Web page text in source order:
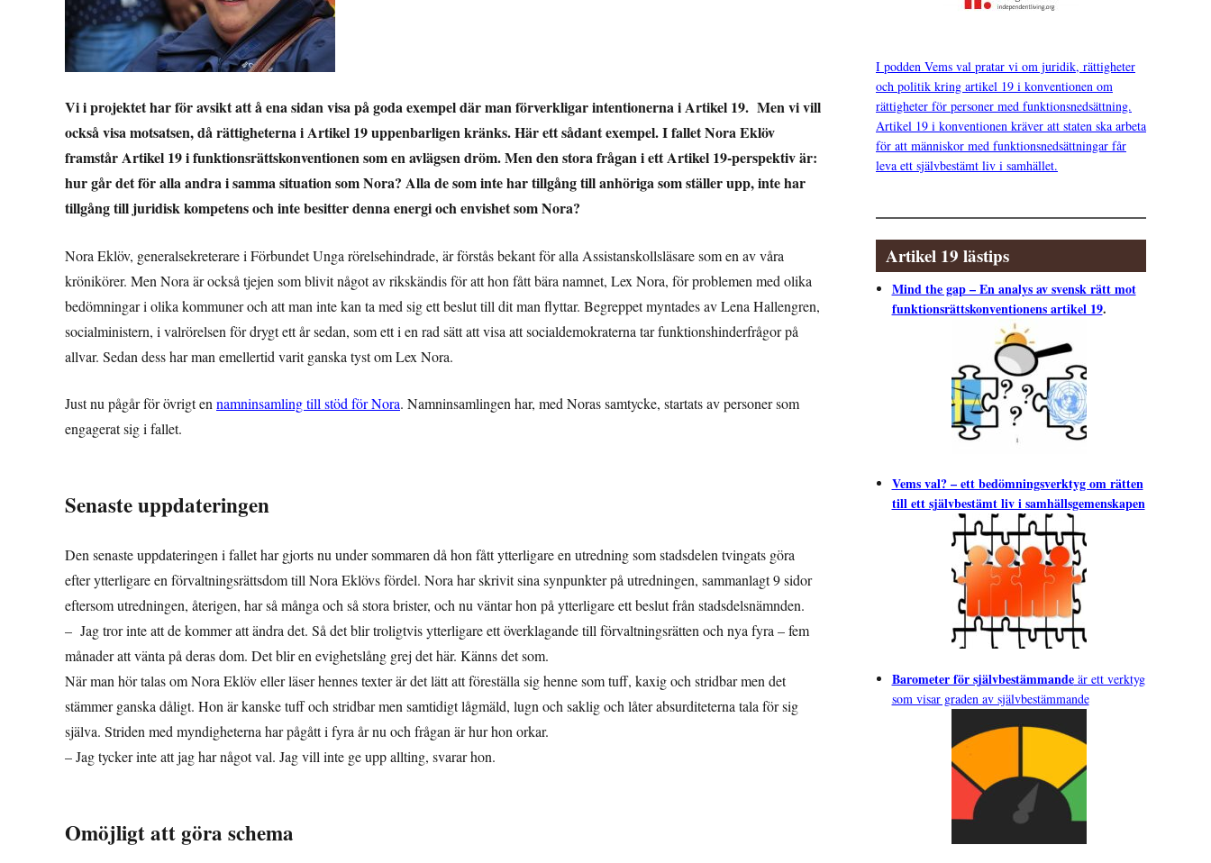
Vi i projektet har för avsikt att å ena sidan visa på goda exempel där man förverkligar intentionerna i Artikel 19. Men vi vill
också visa motsatsen, då rättigheterna i Artikel 19 uppenbarligen kränks. Här ett sådant exempel. I fallet Nora Eklöv
framstår Artikel 19 i funktionsrättskonventionen som en avlägsen dröm. Men den stora frågan i ett Artikel 19-perspektiv är:
hur går det för alla andra i samma situation som Nora? Alla de som inte har tillgång till anhöriga som ställer upp, inte har
tillgång till juridisk kompetens och inte besitter denna energi och envishet som Nora?
Nora Eklöv, generalsekreterare i Förbundet Unga rörelsehindrade, är förstås bekant för alla Assistanskollsläsare som en av våra
krönikörer. Men Nora är också tjejen som blivit något av rikskändis för att hon fått bära namnet, Lex Nora, för problemen med olika
bedömningar i olika kommuner och att man inte kan ta med sig ett beslut till dit man flyttar. Begreppet myntades av Lena Hallengren,
socialministern, i valrörelsen för drygt ett år sedan, som ett i en rad sätt att visa att socialdemokraterna tar funktionshinderfrågor på
allvar. Sedan dess har man emellertid varit ganska tyst om Lex Nora.
Just nu pågår för övrigt ennamninsamling till stöd för Nora. Namninsamlingen har, med Noras samtycke, startats av personer som
engagerat sig i fallet.
Senaste uppdateringen
Den senaste uppdateringen i fallet har gjorts nu under sommaren då hon fått ytterligare en utredning som stadsdelen tvingats göra
efter ytterligare en förvaltningsrättsdom till Nora Eklövs fördel. Nora har skrivit sina synpunkter på utredningen, sammanlagt 9 sidor
eftersom utredningen, återigen, har så många och så stora brister, och nu väntar hon på ytterligare ett beslut från stadsdelsnämnden.
– Jag tror inte att de kommer att ändra det. Så det blir troligtvis ytterligare ett överklagande till förvaltningsrätten och nya fyra – fem
månader att vänta på deras dom. Det blir en evighetslång grej det här. Känns det som.
När man hör talas om Nora Eklöv eller läser hennes texter är det lätt att föreställa sig henne som tuff, kaxig och stridbar men det
stämmer ganska dåligt. Hon är kanske tuff och stridbar men samtidigt lågmäld, lugn och saklig och låter absurditeterna tala för sig
själva. Striden med myndigheterna har pågått i fyra år nu och frågan är hur hon orkar.
– Jag tycker inte att jag har något val. Jag vill inte ge upp allting, svarar hon.
Omöjligt att göra schema
I podden Vems val pratar vi om juridik, rättigheter
och politik kring artikel 19 i konventionen om
rättigheter för personer med funktionsnedsättning.
Artikel 19 i konventionen kräver att staten ska arbeta
för att människor med funktionsnedsättningar får
leva ett självbestämt liv i samhället.
Artikel 19 lästips
Mind the gap – En analys av svensk rätt mot
funktionsrättskonventionens artikel 19.
Vems val? – ett bedömningsverktyg om rätten
till ett självbestämt liv i samhällsgemenskapen
Barometer för självbestämmandeär ett verktyg
som visar graden av självbestämmande